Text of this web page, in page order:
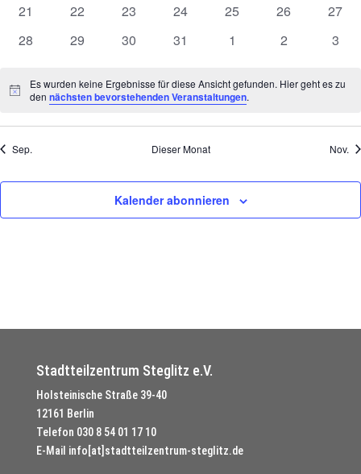
0
21
0
22
0
23
0
24
0
25
0
26
0
27
0
28
0
29
0
30
0
31
0
1
0
2
0
3
Hinweis
Es wurden keine Ergebnisse für diese Ansicht gefunden. Hier geht es zu
dennächsten bevorstehenden Veranstaltungen.
Sep. Dieser Monat Nov.
Kalender abonnieren
Stadtteilzentrum Steglitz e.V.
Holsteinische Straße 39-40
12161 Berlin
Telefon 030 8 54 01 17 10
E-Mail info[at]stadtteilzentrum-steglitz.de